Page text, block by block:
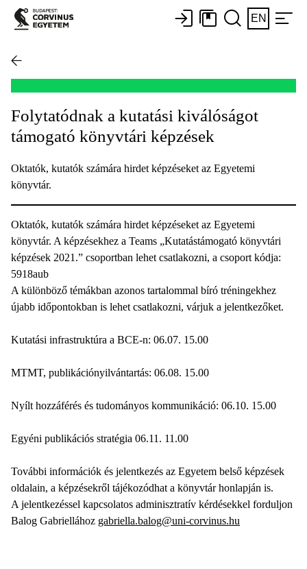
EN
Folytatódnak a kutatási kiválóságot
támogató könyvtári képzések
Oktatók, kutatók számára hirdet képzéseket az Egyetemi
könyvtár.
Oktatók, kutatók számára hirdet képzéseket az Egyetemi
könyvtár. A képzésekhez a Teams „Kutatástámogató könyvtári
képzések 2021.” csoportban lehet csatlakozni, a csoport kódja:
5918aub
A különböző témákban azonos tartalommal bíró tréningekhez
újabb időpontokban is lehet csatlakozni, várjuk a jelentkezőket.
Kutatási infrastruktúra a BCE-n: 06.07. 15.00
MTMT, publikációnyilvántartás: 06.08. 15.00
Nyílt hozzáférés és tudományos kommunikáció: 06.10. 15.00
Egyéni publikációs stratégia 06.11. 11.00
További információk és jelentkezés az Egyetem belső képzések
oldalain, a képzésekről tájékozódhat a könyvtár honlapján is.
A jelentkezéssel kapcsolatos adminisztratív kérdésekkel forduljon
Balog Gabriellához gabriella.balog@uni-corvinus.hu